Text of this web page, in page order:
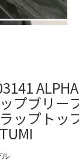
プブリー
ップトッ